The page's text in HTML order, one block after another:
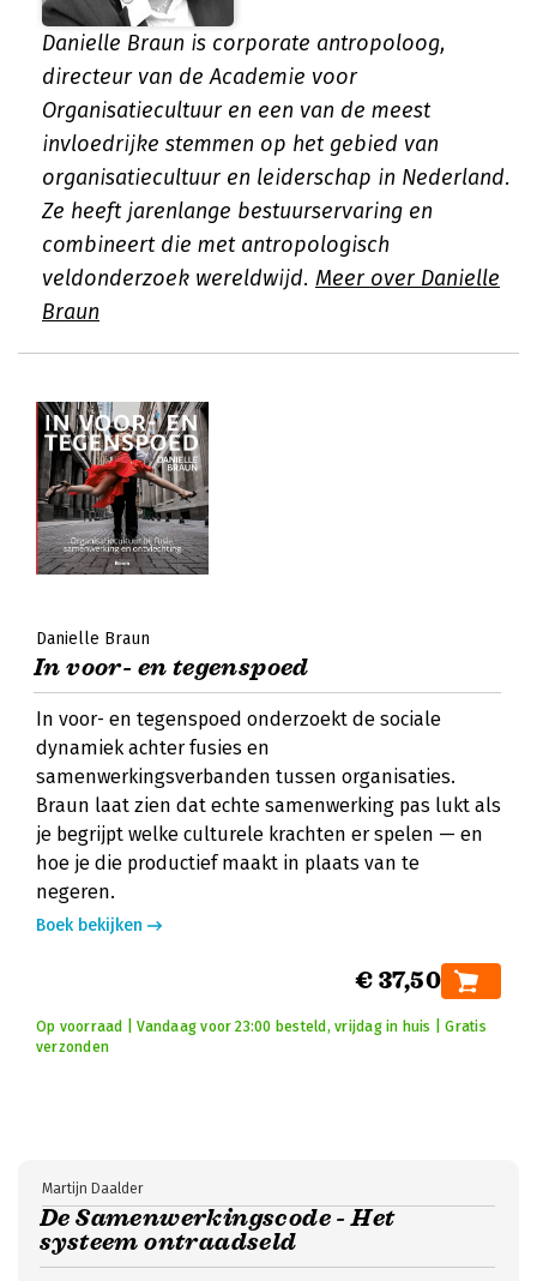
Danielle Braun is corporate antropoloog,
directeur van de Academie voor
Organisatiecultuur en een van de meest
invloedrijke stemmen op het gebied van
organisatiecultuur en leiderschap in Nederland.
Ze heeft jarenlange bestuurservaring en
combineert die met antropologisch
veldonderzoek wereldwijd. Meer over Danielle
Braun
Danielle Braun
In voor- en tegenspoed
In voor- en tegenspoed onderzoekt de sociale
dynamiek achter fusies en
samenwerkingsverbanden tussen organisaties.
Braun laat zien dat echte samenwerking pas lukt als
je begrijpt welke culturele krachten er spelen — en
hoe je die productief maakt in plaats van te
negeren.
Boek bekijken
€ 37,50
Op voorraad | Vandaag voor 23:00 besteld, vrijdag in huis | Gratis
verzonden
De Samenwerkingscode - Het
systeem ontraadseld
Martijn Daalder